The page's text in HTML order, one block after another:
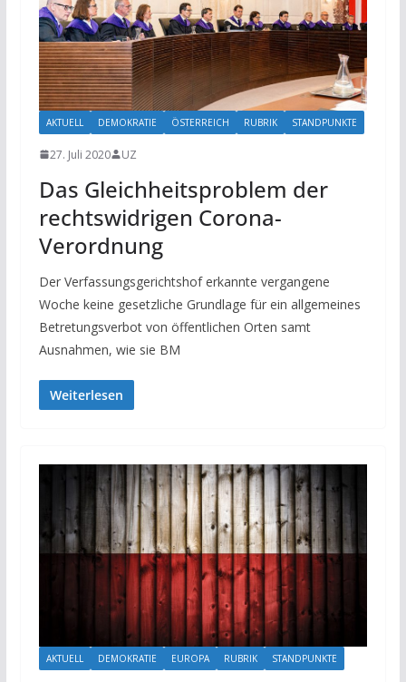
AKTUELL DEMOKRATIE ÖSTERREICH RUBRIK STANDPUNKTE
27. Juli 2020 UZ
Das Gleichheitsproblem der
rechtswidrigen Corona-
Verordnung
Der Verfassungsgerichtshof erkannte vergangene
Woche keine gesetzliche Grundlage für ein allgemeines
Betretungsverbot von öffentlichen Orten samt
Ausnahmen, wie sie BM
Weiterlesen
AKTUELL DEMOKRATIE EUROPA RUBRIK STANDPUNKTE